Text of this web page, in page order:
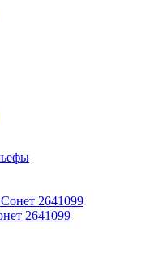
2641099